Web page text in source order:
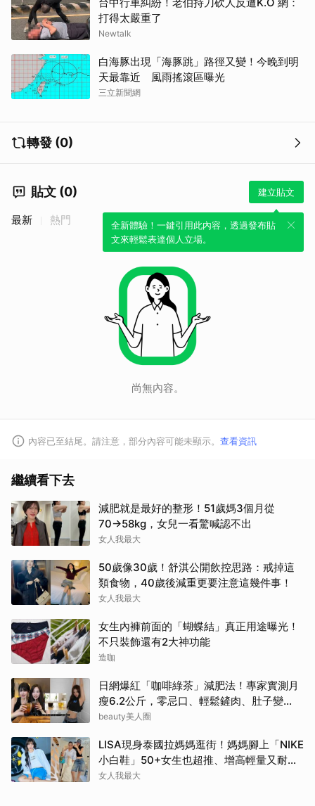
打得太嚴重了
Newtalk
白海豚出現「海豚跳」路徑又變！今晚到明
天最靠近 風雨搖滾區曝光
三立新聞網
轉發 (0)
貼文 (0) 建立貼文
全新體驗！一鍵引用此內容，透過發布貼
文來輕鬆表達個人立場。
最新 熱門
尚無內容。
內容已至結尾。請注意，部分內容可能未顯示。 查看資訊
繼續看下去
減肥就是最好的整形！51歲媽3個月從
70→58kg，女兒一看驚喊認不出
女人我最大
50歲像30歲！舒淇公開飲控思路：戒掉這
類食物，40歲後減重更要注意這幾件事！
女人我最大
女生內褲前面的「蝴蝶結」真正用途曝光！
不只裝飾還有2大神功能
造咖
日網爆紅「咖啡綠茶」減肥法！專家實測月
瘦6.2公斤，零忌口、輕鬆鏟肉、肚子變
小！
beauty美人圈
LISA現身泰國拉媽媽逛街！媽媽腳上「NIKE
小白鞋」50+女生也超推、增高輕量又耐
走！
女人我最大